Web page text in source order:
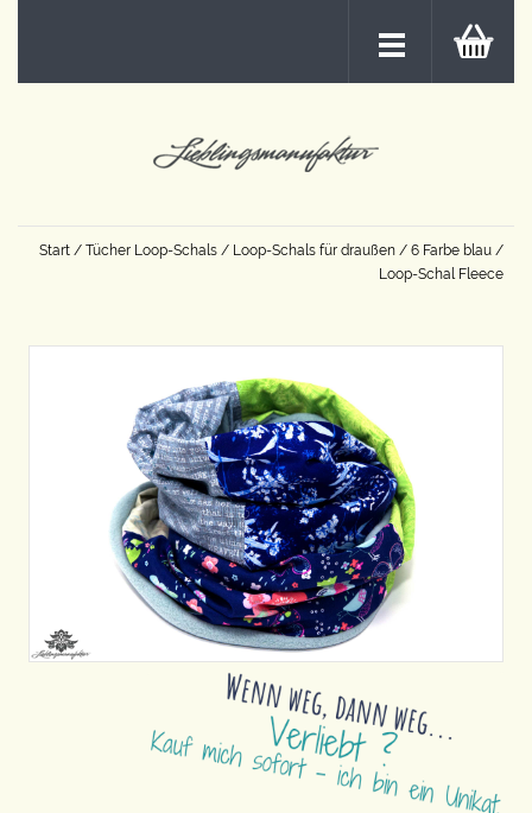
Start / Tücher Loop-Schals / Loop-Schals für draußen / 6 Farbe blau /
Loop-Schal Fleece